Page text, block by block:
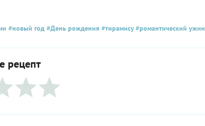
#новый год #День рождения #тирамису#романтический ужин
рецепт